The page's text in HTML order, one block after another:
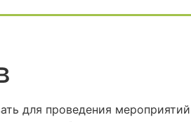
для проведения